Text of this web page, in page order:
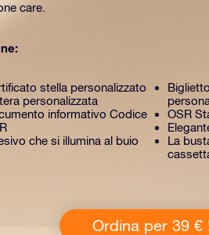
care.
stella personalizzato
personalizzata
informativo Codice
che si illumina al buio
OSR
La
Ordina per 39 €